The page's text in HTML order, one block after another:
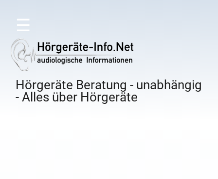
☰
Hörgeräte Beratung - unabhängig
- Alles über Hörgeräte